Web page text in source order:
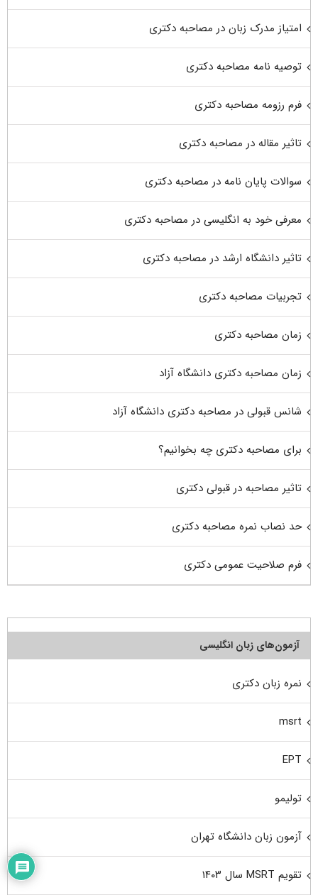
امتیاز مدرک زبان در مصاحبه دکتری
توصیه نامه مصاحبه دکتری
فرم رزومه مصاحبه دکتری
تاثیر مقاله در مصاحبه دکتری
سوالات پایان نامه در مصاحبه دکتری
معرفی خود به انگلیسی در مصاحبه دکتری
تاثیر دانشگاه ارشد در مصاحبه دکتری
تجربیات مصاحبه دکتری
زمان مصاحبه دکتری
زمان مصاحبه دکتری دانشگاه آزاد
شانس قبولی در مصاحبه دکتری دانشگاه آزاد
برای مصاحبه دکتری چه بخوانیم؟
تاثیر مصاحبه در قبولی دکتری
حد نصاب نمره مصاحبه دکتری
فرم صلاحیت عمومی دکتری
آزمون‌های زبان انگلیسی
نمره زبان دکتری
msrt
EPT
تولیمو
آزمون زبان دانشگاه تهران
تقویم MSRT سال ۱۴۰۳